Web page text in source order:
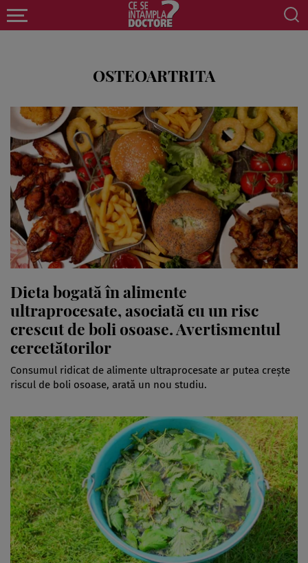
OSTEOARTRITA
Dieta bogată în alimente
ultraprocesate, asociată cu un risc
crescut de boli osoase. Avertismentul
cercetătorilor
Consumul ridicat de alimente ultraprocesate ar putea crește
riscul de boli osoase, arată un nou studiu.